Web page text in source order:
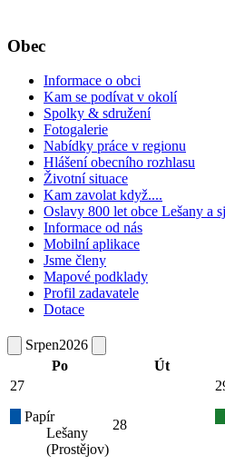
Obec
Informace o obci
Kam se podívat v okolí
Spolky & sdružení
Fotogalerie
Nabídky práce v regionu
Hlášení obecního rozhlasu
Životní situace
Kam zavolat když....
Oslavy 800 let obce Lešany a
Informace od nás
Mobilní aplikace
Jsme členy
Mapové podklady
Profil zadavatele
Dotace
Srpen2026
Po
Út
27
Papír
Lešany
(Prostějov)
28